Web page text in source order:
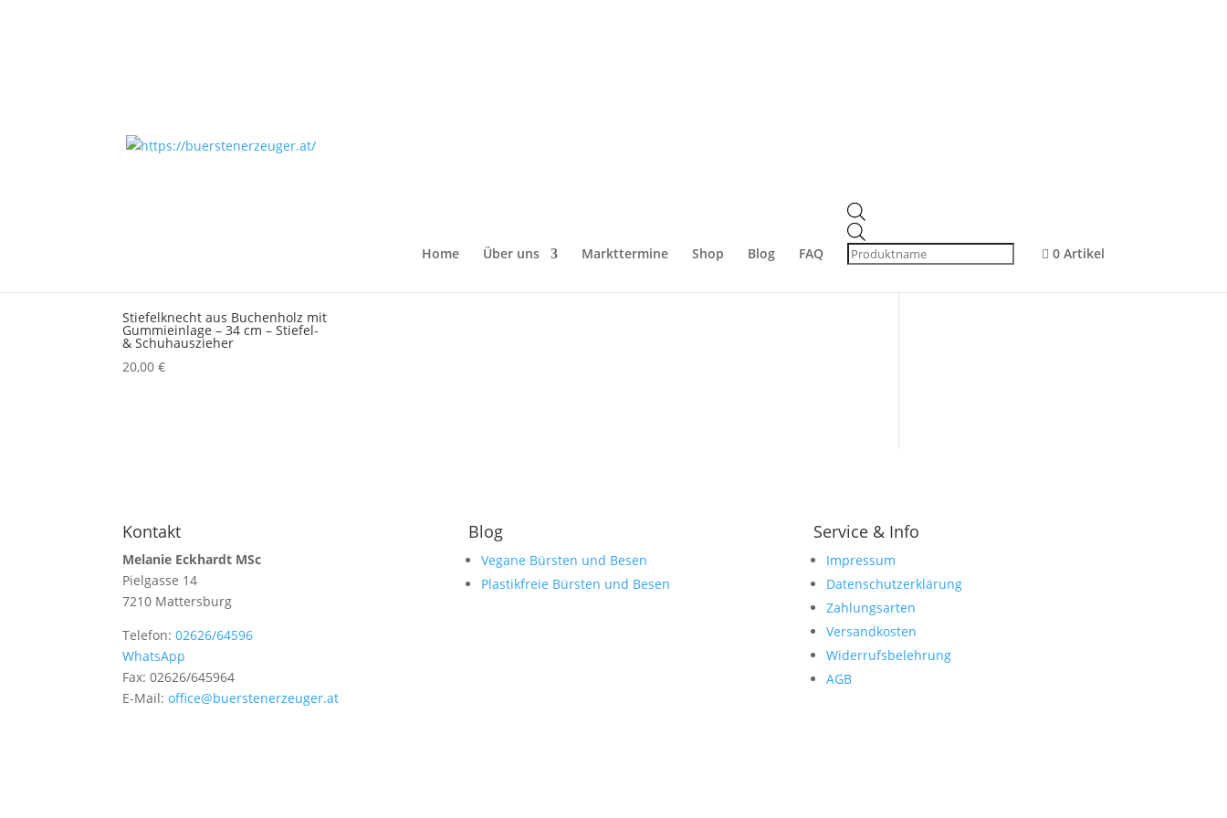
Home Über uns Markttermine Shop Blog FAQ
search
0 Artikel
Start / Produkte verschlagwortet mit „Schuhauszieher“
Stiefelknecht aus Buchenholz mit
Gummieinlage – 34 cm – Stiefel-
& Schuhauszieher
20,00€
Kontakt
Melanie Eckhardt MSc
Pielgasse 14
7210 Mattersburg
Telefon:02626/64596
WhatsApp
Fax: 02626/645964
E-Mail:office@buerstenerzeuger.at
Blog
Vegane Bürsten und Besen
Plastikfreie Bürsten und Besen
Service & Info
Impressum
Datenschutzerklärung
Zahlungsarten
Versandkosten
Widerrufsbelehrung
AGB